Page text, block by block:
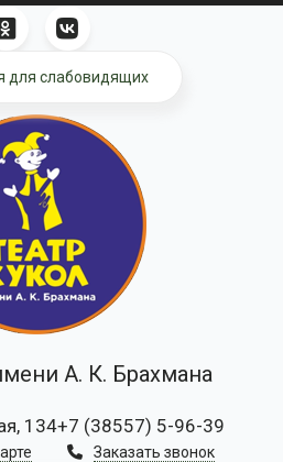
для слабовидящих
А. К. Брахмана
134+7 (38557) 5-96-39
Заказать звонок